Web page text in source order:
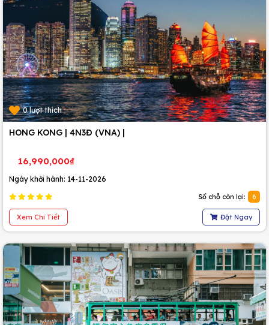
0 lượt thích
HONG KONG | 4N3Đ (VNA) |
16,990,000₫
Ngày khởi hành: 14-11-2026
Số chỗ còn lại: 6
Xem Chi Tiết Đặt Ngay